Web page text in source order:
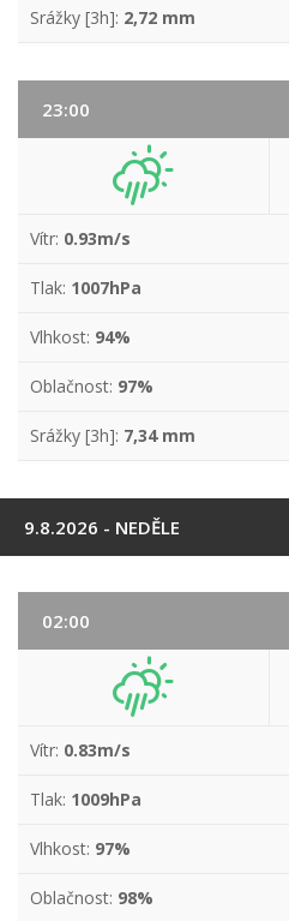
Srážky [3h]: 2,72 mm
23:00
Vítr: 0.93m/s
Tlak: 1007hPa
Vlhkost: 94%
Oblačnost: 97%
Srážky [3h]: 7,34 mm
9.8.2026 - NEDĚLE
02:00
Vítr: 0.83m/s
Tlak: 1009hPa
Vlhkost: 97%
Oblačnost: 98%